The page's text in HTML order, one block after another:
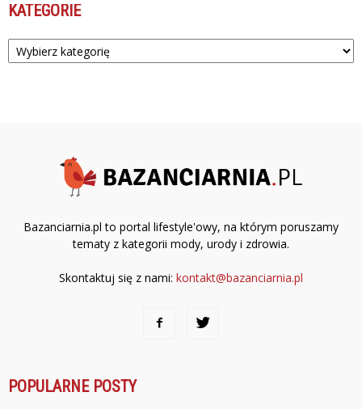
KATEGORIE
Kategorie
Bazanciarnia.pl to portal lifestyle'owy, na którym poruszamy
tematy z kategorii mody, urody i zdrowia.
Skontaktuj się z nami: kontakt@bazanciarnia.pl
POPULARNE POSTY